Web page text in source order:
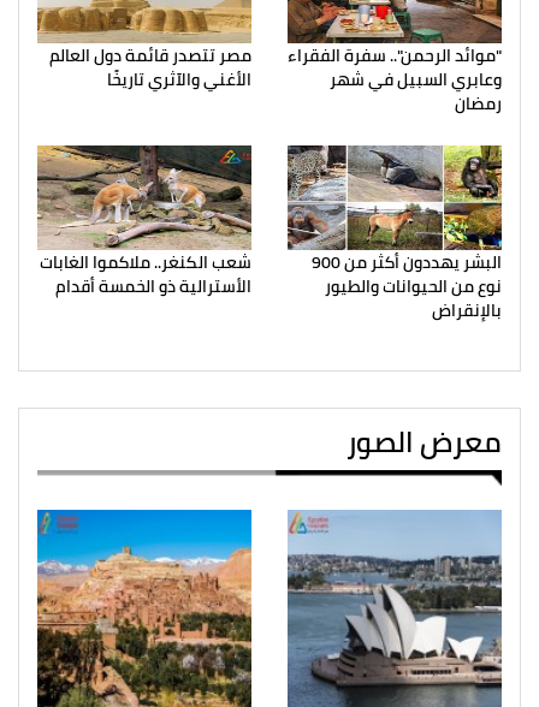
"موائد الرحمن".. سفرة الفقراء
وعابري السبيل في شهر
رمضان
مصر تتصدر قائمة دول العالم
الأغني والآثري تاريخًا
البشر يهددون أكثر من 900
نوع من الحيوانات والطيور
بالإنقراض
شعب الكنغر.. ملاكموا الغابات
الأسترالية ذو الخمسة أقدام
معرض الصور